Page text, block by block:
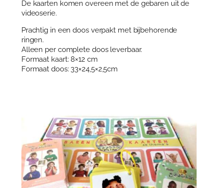
De kaarten komen overeen met de gebaren uit de
videoserie.
Prachtig in een doos verpakt met bijbehorende
ringen.
Alleen per complete doos leverbaar.
Formaat kaart: 8×12 cm
Formaat doos: 33×24,5×2,5cm